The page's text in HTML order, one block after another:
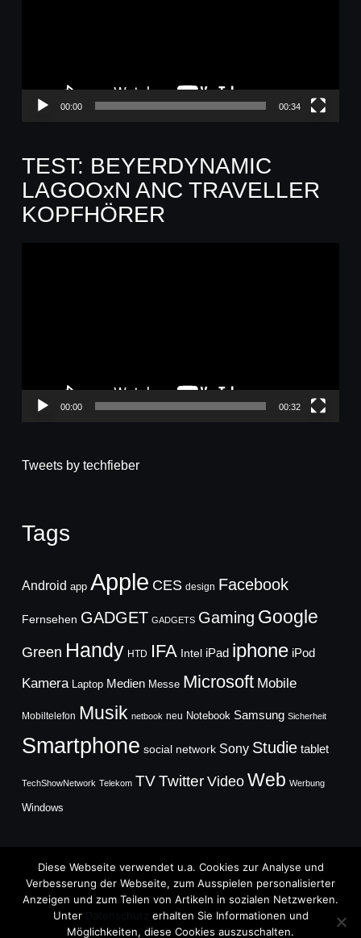
00:00 00:34
TEST: BEYERDYNAMIC
LAGOOxN ANC TRAVELLER
KOPFHÖRER
00:00 00:32
Tweets by techfieber
Tags
Android app Apple CES design Facebook
Fernsehen GADGET GADGETS Gaming Google
Green Handy HTD IFA Intel iPad iphone iPod
Kamera Laptop Medien Messe Microsoft Mobile
Mobiltelefon Musik netbook neu Notebook Samsung Sicherheit
Smartphone social network Sony Studie tablet
TechShowNetwork Telekom TVTwitter Video Web Werbung
Windows
Copyright © 2026
TechFieber Blog
Diese Webseite verwendet u.a. Cookies zur Analyse und
Verbesserung der Webseite, zum Ausspielen personalisierter
Anzeigen und zum Teilen von Artikeln in sozialen Netzwerken.
Unter
erhalten Sie Informationen und
Möglichkeiten, diese Cookies auszuschalten.